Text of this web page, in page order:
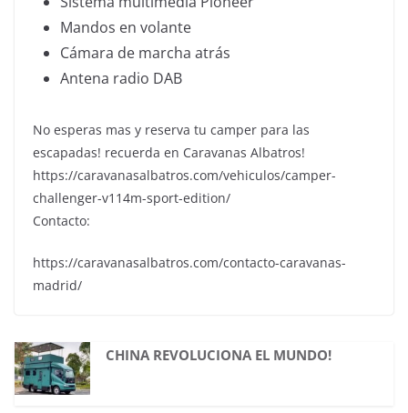
Mandos en volante
Cámara de marcha atrás
Antena radio DAB
No esperas mas y reserva tu camper para las
escapadas! recuerda en Caravanas Albatros!
https://caravanasalbatros.com/vehiculos/camper-
challenger-v114m-sport-edition/
Contacto:
https://caravanasalbatros.com/contacto-caravanas-
madrid/
CHINA REVOLUCIONA EL MUNDO!